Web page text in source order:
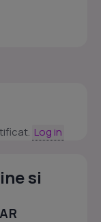
Log in
si